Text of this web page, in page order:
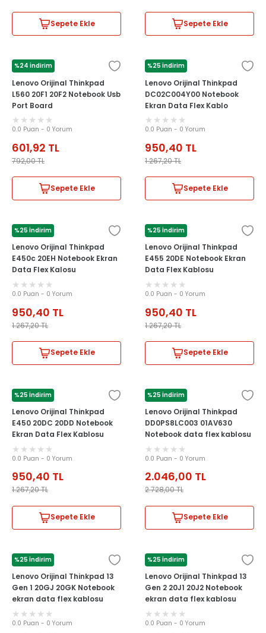
Sepete Ekle Sepete Ekle
%24 İndirim
LENOVO
Lenovo Orijinal Thinkpad
L560 20F1 20F2 Notebook Usb
Port Board
0.0 Puan - 0 Yorum
601,92 TL
792,00TL
Sepete Ekle
%25 İndirim
LENOVO
Lenovo Orijinal Thinkpad
DC02C004Y00 Notebook
Ekran Data Flex Kablo
0.0 Puan - 0 Yorum
950,40 TL
1.267,20TL
Sepete Ekle
%25 İndirim
LENOVO
Lenovo Orijinal Thinkpad
E450c 20EH Notebook Ekran
Data Flex Kalosu
0.0 Puan - 0 Yorum
950,40 TL
1.267,20TL
Sepete Ekle
%25 İndirim
LENOVO
Lenovo Orijinal Thinkpad
E455 20DE Notebook Ekran
Data Flex Kablosu
0.0 Puan - 0 Yorum
950,40 TL
1.267,20TL
Sepete Ekle
%25 İndirim
LENOVO
Lenovo Orijinal Thinkpad
E450 20DC 20DD Notebook
Ekran Data Flex Kablosu
0.0 Puan - 0 Yorum
950,40 TL
1.267,20TL
Sepete Ekle
%25 İndirim
LENOVO
Lenovo Orijinal Thinkpad
DD0PS8LC003 01AV630
Notebook data flex kablosu
0.0 Puan - 0 Yorum
2.046,00 TL
2.728,00TL
Sepete Ekle
%25 İndirim
LENOVO
Lenovo Orijinal Thinkpad 13
Gen 1 20GJ 20GK Notebook
ekran data flex kablosu
0.0 Puan - 0 Yorum
%25 İndirim
LENOVO
Lenovo Orijinal Thinkpad 13
Gen 2 20J1 20J2 Notebook
ekran data flex kablosu
0.0 Puan - 0 Yorum